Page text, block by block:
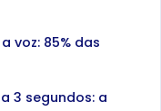
voz: 85% das
3 segundos: a